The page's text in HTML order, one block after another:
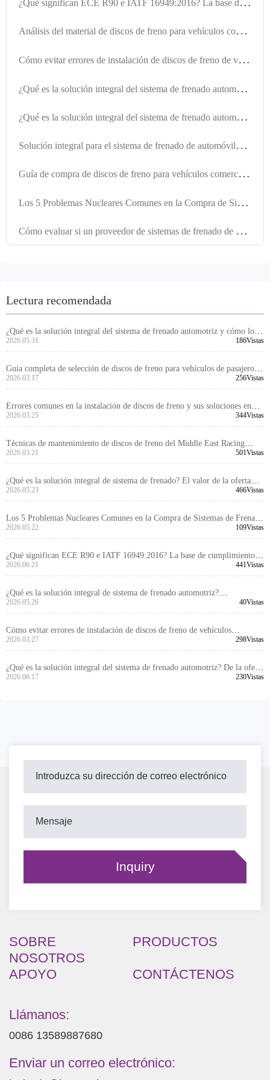
A
nálisis del material de discos de freno para vehículos comerciales: ¿Por qué la fundición gris GG20 de alta resistencia es la opción preferida para la compra global? -莱州冠晫贸易有限公司
C
ómo evitar errores de instalación de discos de freno de vehículos comerciales -莱州冠晫贸易有限公司
¿
Qué es la solución integral del sistema de frenado automotriz? De la oferta de productos individuales a la capacidad de equipamiento de frenos para vehículos enteros
¿
Qué es la solución integral del sistema de frenado automotriz y cómo los compradores B2B deben entender su alcance y valor?
S
olución integral para el sistema de frenado de automóviles: Capacidad de suministro integrado desde discos de freno hasta kits de frenado
G
uía de compra de discos de freno para vehículos comerciales de莱州冠晫贸易有限公司: Elegir productos de alto rendimiento con certificación E-MARK R90
L
os 5 Problemas Nucleares Comunes en la Compra de Sistemas de Frenado de Automóvil para Compradores Extranjeros
C
ómo evaluar si un proveedor de sistemas de frenado de automóvil es adecuado para los mercados de Europa, Estados Unidos y Rusia: Una guía de selección B2B
Lectura recomendada
¿Qué es la solución integral del sistema de frenado automotriz y cómo los
compradores B2B deben entender su alcance y valor?
2026.05.31 186Vistas
Guía completa de selección de discos de freno para vehículos de pasajeros y
comerciales de莱州冠晫贸易有限公司: Análisis de indicadores de
rendimiento y parámetros clave
2026.03.17 256Vistas
Errores comunes en la instalación de discos de freno y sus soluciones en
talleres mecánicos de EE. UU. | Cómo evitar vibraciones y ruidos extraños
| Certificado por el DOT, disponible en EE. UU.
2026.03.25 344Vistas
Técnicas de mantenimiento de discos de freno del Middle East Racing
Team | Estándares de mantenimiento y reemplazo en condiciones de alta
temperatura y polvo - Soluciones de frenado
2026.03.21 501Vistas
¿Qué es la solución integral de sistema de frenado? El valor de la oferta
coordinada desde discos de freno hasta kits de frenado
2026.05.23 466Vistas
Los 5 Problemas Nucleares Comunes en la Compra de Sistemas de Frenado
de Automóvil para Compradores Extranjeros
2026.05.22 109Vistas
¿Qué significan ECE R90 e IATF 16949:2016? La base de cumplimiento y
calidad de los productos del sistema de frenado
2026.06.21 441Vistas
¿Qué es la solución integral de sistema de frenado automotriz?
Conocimiento de compras B2B desde discos de freno hasta kits de frenado
2026.05.26 40Vistas
Cómo evitar errores de instalación de discos de freno de vehículos
comerciales -莱州冠晫贸易有限公司
2026.03.27 298Vistas
¿Qué es la solución integral del sistema de frenado automotriz? De la oferta
de productos individuales a la capacidad de equipamiento de frenos para
2026.06.17 230Vistas
SOBRE
NOSOTROS
PRODUCTOS
APOYO CONTÁCTENOS
Llámanos:
0086 13589887680
Enviar un correo electrónico: